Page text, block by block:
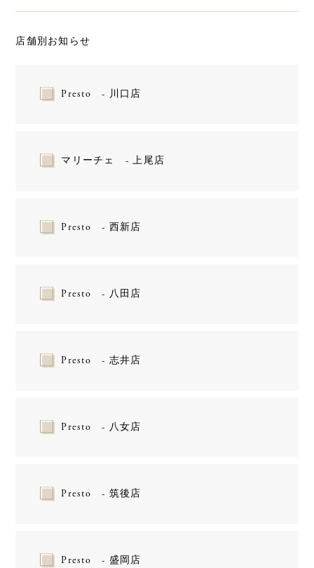
店舗別お知らせ
Presto - 川口店
マリーチェ - 上尾店
Presto - 西新店
Presto - 八田店
Presto - 志井店
Presto - 八女店
Presto - 筑後店
Presto - 盛岡店